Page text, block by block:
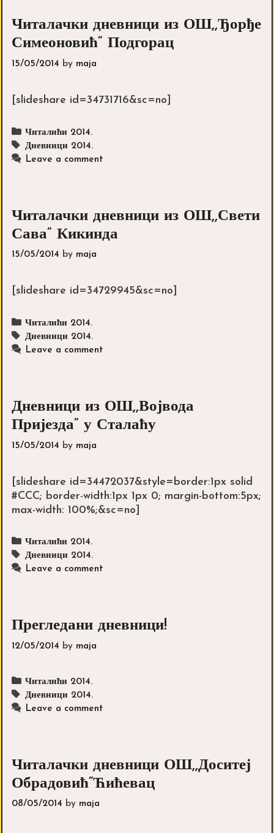
Читалачки дневници из ОШ,,Ђорђе
Симеоновић“ Подгорац
15/05/2014 by maja
[slideshare id=34731716&sc=no]
Categories
Читалићи 2014.
Tags
Дневници 2014.
Leave a comment
Читалачки дневници из ОШ,,Свети
Сава“ Кикинда
15/05/2014 by maja
[slideshare id=34729945&sc=no]
Categories
Читалићи 2014.
Tags
Дневници 2014.
Leave a comment
Дневници из ОШ,,Војвода
Пријезда“ у Сталаћу
15/05/2014 by maja
[slideshare id=34472037&style=border:1px solid
#CCC; border-width:1px 1px 0; margin-bottom:5px;
max-width: 100%;&sc=no]
Categories
Читалићи 2014.
Tags
Дневници 2014.
Leave a comment
Прегледани дневници!
12/05/2014 by maja
Categories
Читалићи 2014.
Tags
Дневници 2014.
Leave a comment
Читалачки дневници ОШ,,Доситеј
Обрадовић“Ћићевац
08/05/2014 by maja